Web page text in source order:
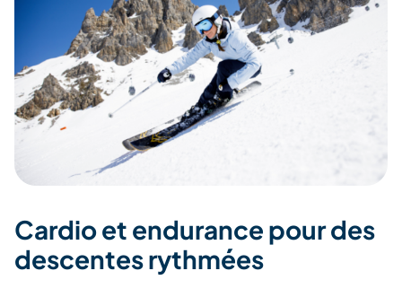
Cardio et endurance pour des
descentes rythmées